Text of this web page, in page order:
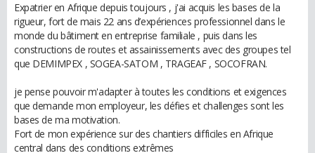
Expatrier en Afrique depuis toujours , j'ai acquis les bases de la
rigueur, fort de mais 22 ans d’expériences professionnel dans le
monde du bâtiment en entreprise familiale , puis dans les
constructions de routes et assainissements avec des groupes tel
que DEMIMPEX , SOGEA-SATOM , TRAGEAF , SOCOFRAN.
je pense pouvoir m'adapter à toutes les conditions et exigences
que demande mon employeur, les défies et challenges sont les
bases de ma motivation.
Fort de mon expérience sur des chantiers difficiles en Afrique
central dans des conditions extrêmes